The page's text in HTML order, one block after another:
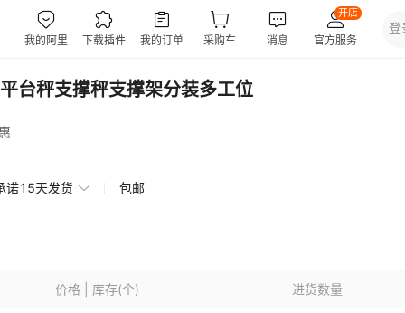
台秤支撑秤支撑架分装多工位
诺15天发货 包邮
价格 | 库存(个) 进货数量